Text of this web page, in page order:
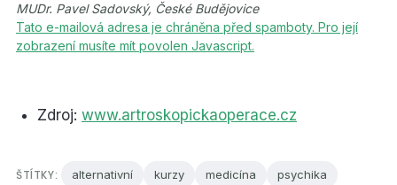
MUDr. Pavel Sadovský, České Budějovice
Tato e-mailová adresa je chráněna před spamboty. Pro její
zobrazení musíte mít povolen Javascript.
Zdroj: www.artroskopickaoperace.cz
ŠTÍTKY: alternativní kurzy medicína
psychika